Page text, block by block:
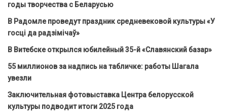
годы творчества с Беларусью
В Радомле проведут праздник средневековой культуры «У
госці да радзімічаў»
В Витебске открылся юбилейный 35-й «Славянский базар»
55 миллионов за надпись на табличке: работы Шагала
увезли
Заключительная фотовыставка Центра белорусской
культуры подводит итоги 2025 года